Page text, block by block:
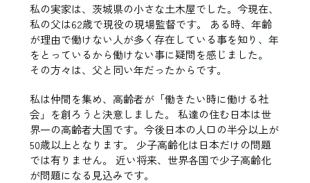
私の実家は、茨城県の小さな土木屋でした。今現在、
私の父は62歳で現役の現場監督です。 ある時、年齢
が理由で働けない人が多く存在している事を知り、年
をとっているから働けない事に疑問を感じました。
その方々は、父と同い年だったからです。
私は仲間を集め、高齢者が「働きたい時に働ける社
会」を創ろうと決意しました。 私達の住む日本は世
界一の高齢者大国です。今後日本の人口の半分以上が
50歳以上となります。 少子高齢化は日本だけの問題
では有りません。 近い将来、世界各国で少子高齢化
が問題になる見込みです。